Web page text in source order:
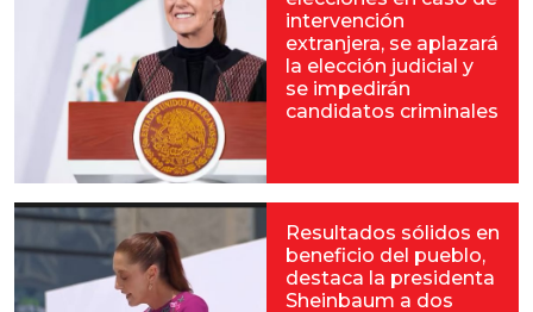
intervención
extranjera, se aplazará
la elección judicial y
se impedirán
candidatos criminales
Resultados sólidos en
beneficio del pueblo,
destaca la presidenta
Sheinbaum a dos